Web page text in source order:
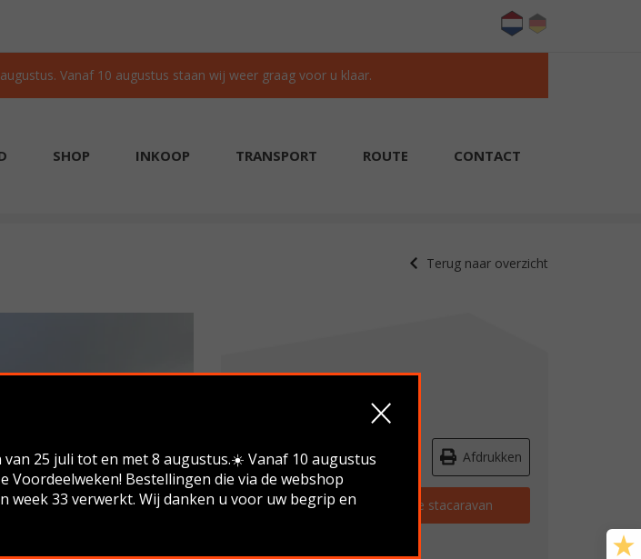
Vanaf 10 augustus staan wij weer graag voor u klaar.
SHOP INKOOP TRANSPORT ROUTE CONTACT
Terug naar overzicht
Verkocht
Route & openingstijden Afdrukken
Vraag stellen over deze stacaravan
25 juli tot en met 8 augustus.☀️ Vanaf 10 augustus
Bestellingen die via de webshop
33 verwerkt. Wij danken u voor uw begrip en